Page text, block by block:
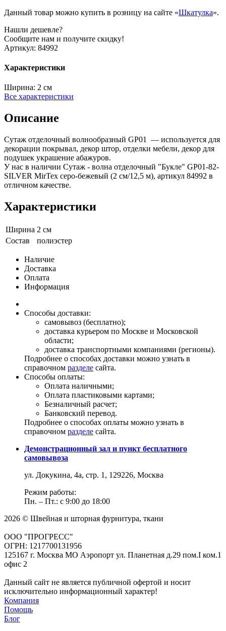
Данный товар можно купить в розницу на сайте «Шкатулка».
Нашли дешевле?
Сообщите нам и получите скидку!
Артикул: 84992
Характеристики
Ширина: 2 см
Все характеристики
Описание
Сутаж отделочный волнообразный GP01 — используется для
декорации покрывал, декор штор, отделки мебели, декор для
подушек украшение абажуров.
У нас в наличии Сутаж - волна отделочный "Букле" GP01-82-
SILVER MirTex серо-бежевый (2 см/12,5 м), артикул 84992 в
отличном качестве.
Характеристики
Ширина 2 см
Состав
полиэстер
Наличие
Доставка
Оплата
Информация
Способы доставки:
самовывоз (бесплатно);
доставка курьером по Москве и Московской
области;
доставка транспортными компаниями (регионы).
Подробнее о способах доставки можно узнать в
справочном разделе сайта.
Способы оплаты:
Оплата наличными;
Оплата пластиковыми картами;
Безналичный расчет;
Банковский перевод.
Подробнее о способах оплаты можно узнать в
справочном разделе сайта.
Демонстрационный зал и пункт бесплатного
самовывоза
ул. Докукина, 4а, стр. 1, 129226, Москва
Режим работы:
Пн. – Пт.: с 9:00 до 18:00
2026 © Швейная и шторная фурнитура, ткани
ООО "ПРОГРЕСС"
ОГРН: 1217700131956
125167 г. Москва МО Аэропорт ул. Планетная д.29 пом.I ком.1
офис 2
Данный сайт не является публичной офертой и носит
исключительно информационный характер!
Компания
Помощь
Блог